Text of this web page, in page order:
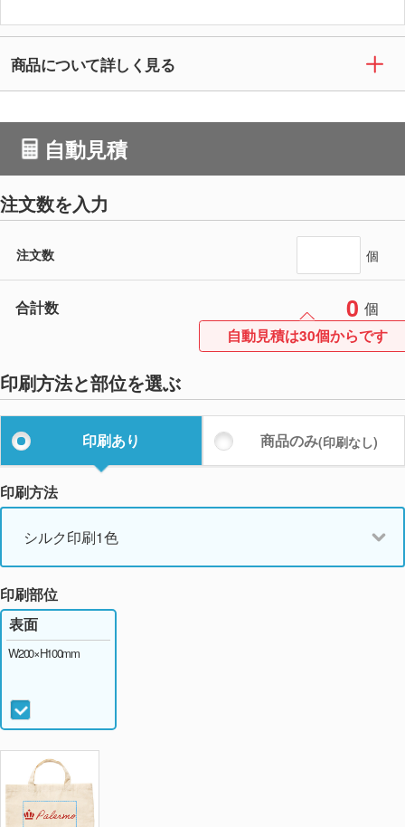
商品について詳しく見る
自動見積
注文数を入力
注文数 個
合計数 0 個
自動見積は30個からです
印刷方法と部位を選ぶ
印刷あり 商品のみ(印刷なし)
印刷方法
シルク印刷1色
印刷部位
表面
W200×H100mm